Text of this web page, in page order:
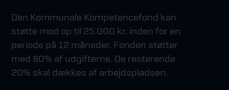
Den Kommunale Kompetencefond kan
støtte med op til 25.000 kr. inden for en
periode på 12 måneder. Fonden støtter
med 80% af udgifterne. De resterende
20% skal dækkes af arbejdspladsen.